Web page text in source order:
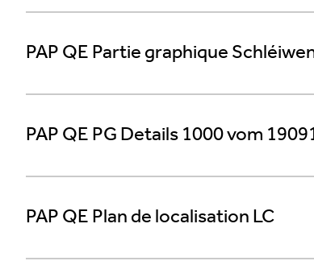
PAP QE Partie graphique
PAP QE PG Details 1000 vom
PAP QE Plan de localisation LC